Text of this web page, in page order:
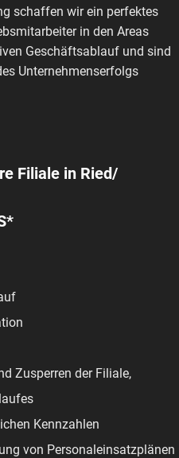
schaffen wir ein perfektes
in den Areas
Geschäftsablauf und sind
Unternehmenserfolgs
Filiale in Ried/
Zusperren der Filiale,
Kennzahlen
von Personaleinsatzplänen